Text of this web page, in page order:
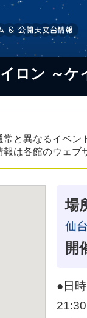
ロン ～ケ
と異なるイベ
は各館のウェ
場
仙
開
●日